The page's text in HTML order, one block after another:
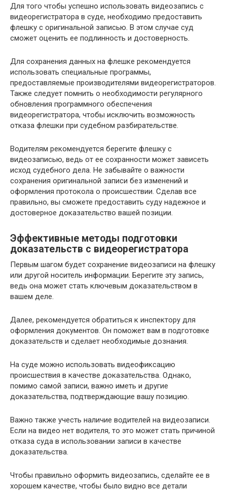
Для того чтобы успешно использовать видеозапись с
видеорегистратора в суде, необходимо предоставить
флешку с оригинальной записью. В этом случае суд
сможет оценить ее подлинность и достоверность.
Для сохранения данных на флешке рекомендуется
использовать специальные программы,
предоставляемые производителями видеорегистраторов.
Также следует помнить о необходимости регулярного
обновления программного обеспечения
видеорегистратора, чтобы исключить возможность
отказа флешки при судебном разбирательстве.
Водителям рекомендуется берегите флешку с
видеозаписью, ведь от ее сохранности может зависеть
исход судебного дела. Не забывайте о важности
сохранения оригинальной записи без изменений и
оформления протокола о происшествии. Сделав все
правильно, вы сможете предоставить суду надежное и
достоверное доказательство вашей позиции.
Эффективные методы подготовки
доказательств с видеорегистратора
Первым шагом будет сохранение видеозаписи на флешку
или другой носитель информации. Берегите эту запись,
ведь она может стать ключевым доказательством в
вашем деле.
Далее, рекомендуется обратиться к инспектору для
оформления документов. Он поможет вам в подготовке
доказательств и сделает необходимые дознания.
На суде можно использовать видеофиксацию
происшествия в качестве доказательства. Однако,
помимо самой записи, важно иметь и другие
доказательства, подтверждающие вашу позицию.
Важно также учесть наличие водителей на видеозаписи.
Если на видео нет водителя, то это может стать причиной
отказа суда в использовании записи в качестве
доказательства.
Чтобы правильно оформить видеозапись, сделайте ее в
хорошем качестве, чтобы было видно все детали